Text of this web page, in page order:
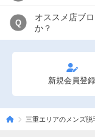
Q
オススメ店ブ
か？
新規会員登録
三重エリアのメンズ脱